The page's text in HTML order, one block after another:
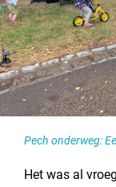
Pech onderweg:
Het was al